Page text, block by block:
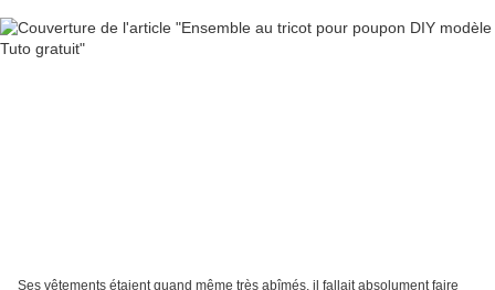
Ses vêtements étaient quand même très abîmés, il fallait absolument faire